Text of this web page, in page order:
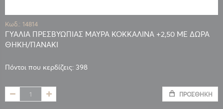
Κωδ.: 14814
ΓΥΑΛΙΑ ΠΡΕΣΒΥΩΠΙΑΣ ΜΑΥΡΑ ΚΟΚΚΑΛΙΝΑ +2,50 ΜΕ ΔΩΡΑ
ΘΗΚΗ/ΠΑΝΑΚΙ
Πόντοι που κερδίζεις: 398
ΠΡΟΣΘΉΚΗ